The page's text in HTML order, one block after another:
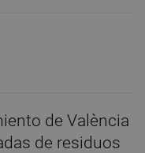
de València
de residuos